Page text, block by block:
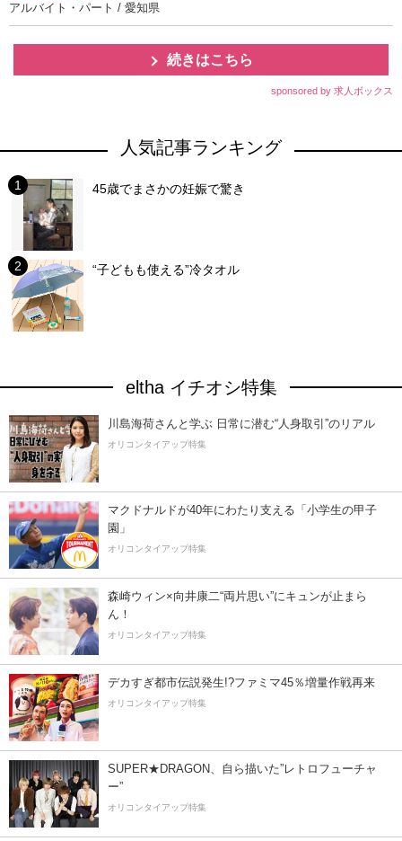
アルバイト・パート / 愛知県
続きはこちら
sponsored by 求人ボックス
人気記事ランキング
45歳でまさかの妊娠で驚き
“子どもも使える”冷タオル
eltha イチオシ特集
川島海荷さんと学ぶ 日常に潜む“人身取引”のリアル
オリコンタイアップ特集
マクドナルドが40年にわたり支える「小学生の甲子
園」
オリコンタイアップ特集
森崎ウィン×向井康二“両片思い”にキュンが止まら
ん！
オリコンタイアップ特集
デカすぎ都市伝説発生!?ファミマ45％増量作戦再来
オリコンタイアップ特集
SUPER★DRAGON、自ら描いた”レトロフューチャ
ー”
オリコンタイアップ特集